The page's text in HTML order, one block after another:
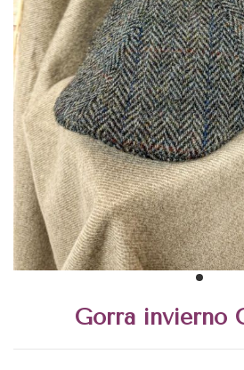
Gorra invierno